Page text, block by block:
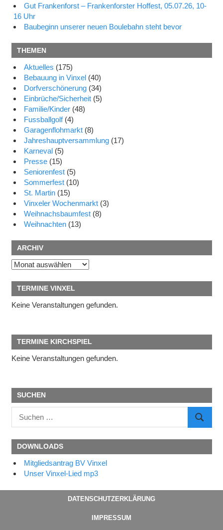
Gut Frankenforst – Frankenforster Hoffest, 05.07.26, 10-
16 Uhr
Baubeginn unserer neuen Boulebahn steht bevor
THEMEN
Aktuelles (175)
Bebauung in Vinxel (40)
Dorfverschönerung (34)
Einbrüche/Sicherheit (5)
Familie/Kinder (48)
Fussballgolf(4)
Garagenflohmarkt (8)
Jahreshauptversammlung (17)
Karneval (5)
Presse (15)
Seniorenfest (5)
Sommerfest (10)
St. Martin (15)
Vinxeler Wochenmarkt (3)
Weihnachsbaumfest (8)
Weihnachten (13)
ARCHIV
Archiv
TERMINE VINXEL
Keine Veranstaltungen gefunden.
TERMINE KIRCHSPIEL
Keine Veranstaltungen gefunden.
SUCHEN
nach:
DOWNLOADS
Mitgliedsantrag BV Vinxel
Unser Vinxel-Lied mp3
DATENSCHUTZERKLÄRUNG
IMPRESSUM